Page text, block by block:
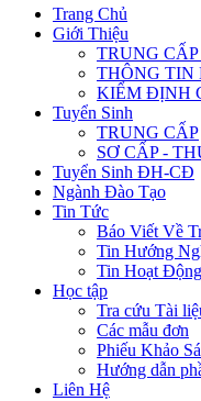
Trang Chủ
Giới Thiệu
TRUNG
THÔNG TIN
KIỂM ĐỊNH
Tuyển Sinh
TRUNG CẤP
SƠ CẤP -
Tuyển Sinh ĐH-CĐ
Ngành Đào Tạo
Tin Tức
Báo Viết Về
Tin Hướng
Tin Hoạt Động
Học tập
Tra cứu Tài
Các mẫu đơn
Phiếu Khảo
Hướng dẫn
Liên Hệ